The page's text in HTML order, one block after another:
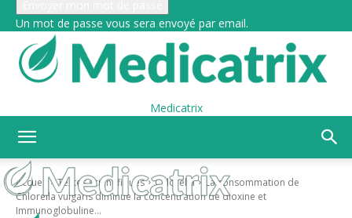
Un mot de passe vous sera envoyé par email.
Medicatrix
Accueil Textes scientifiques Chlorella
La consommation de
Chlorella vulgaris diminue la concentration de dioxine et
Immunoglobuline...